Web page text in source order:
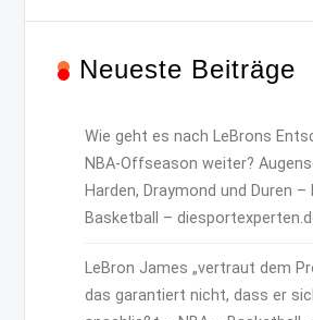
Neueste Beiträge
Wie geht es nach LeBrons
NBA-Offseason weiter?
Harden, Draymond und Duren –
Basketball –
LeBron James „vertraut dem
das garantiert nicht, dass er